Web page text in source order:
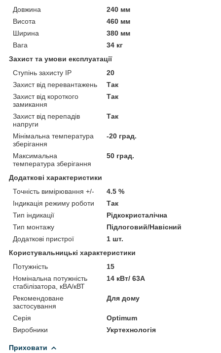
Довжина
240 мм
Висота
460 мм
Ширина
380 мм
Вага
34 кг
Захист та умови експлуатації
Ступінь захисту IP
20
Захист від перевантажень
Так
Захист від короткого
замикання
Так
Захист від перепадів
напруги
Так
Мінімальна температура
зберігання
-20 град.
Максимальна
температура зберігання
50 град.
Додаткові характеристики
Точність вимірювання +/-
4.5 %
Індикація режиму роботи
Так
Тип індикації
Рідкокристалічна
Тип монтажу
Підлоговий/Навісний
Додаткові пристрої
1 шт.
Користувальницькі характеристики
Потужність
15
Номінальна потужність
стабілізатора, кВА/кВТ
14 кВт/ 63А
Рекомендоване
застосування
Для дому
Серія
Optimum
Виробники
Укртехнологія
Приховати